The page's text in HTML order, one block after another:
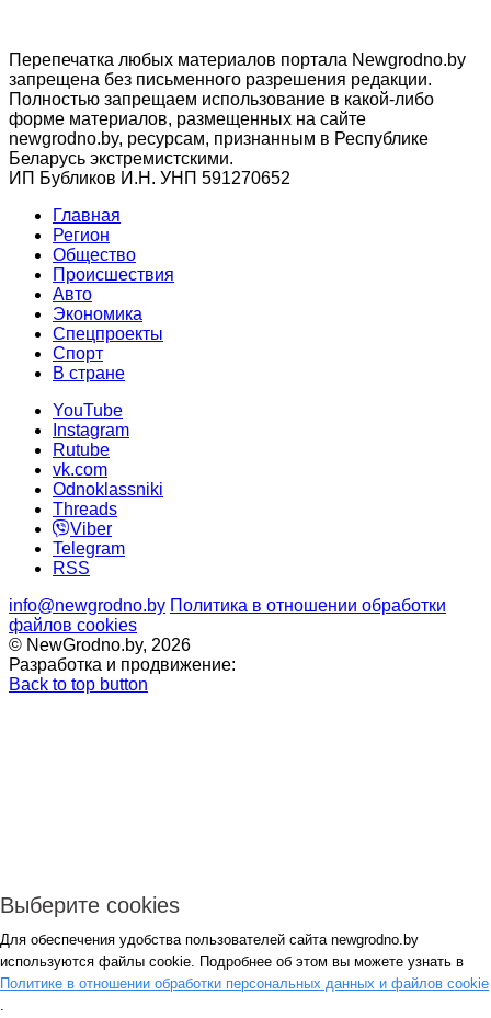
Перепечатка любых материалов портала Newgrodno.by
запрещена без письменного разрешения редакции.
Полностью запрещаем использование в какой-либо
форме материалов, размещенных на сайте
newgrodno.by, ресурсам, признанным в Республике
Беларусь экстремистскими.
ИП Бубликов И.Н. УНП 591270652
Главная
Регион
Общество
Происшествия
Авто
Экономика
Спецпроекты
Cпорт
В стране
YouTube
Instagram
Rutube
vk.com
Odnoklassniki
Threads
Viber
Telegram
RSS
info@newgrodno.by Политика в отношении обработки
файлов cookies
© NewGrodno.by, 2026
Разработка и продвижение:
Back to top button
Авторизация
*
Выберите cookies
Для обеспечения удобства пользователей сайта newgrodno.by
используются файлы cookie. Подробнее об этом вы можете узнать в
Политике в отношении обработки персональных данных и файлов cookie
.